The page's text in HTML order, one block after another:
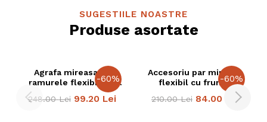
SUGESTIILE NOASTRE
Produse asortate
-60%
Agrafa mireasa cu
ramurele flexibile si
248.00 Lei 99.20 Lei
-60%
Accesoriu par mireasa
flexibil cu frunze
210.00 Lei 84.00 Lei